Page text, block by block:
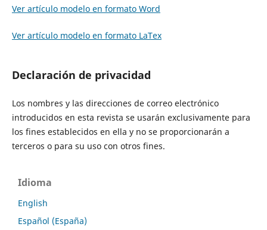
Ver artículo modelo en formato Word
Ver artículo modelo en formato LaTex
Declaración de privacidad
Los nombres y las direcciones de correo electrónico
introducidos en esta revista se usarán exclusivamente para
los fines establecidos en ella y no se proporcionarán a
terceros o para su uso con otros fines.
Idioma
English
Español (España)